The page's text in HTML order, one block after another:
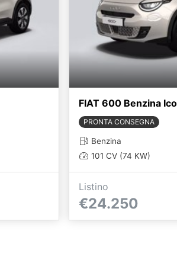
FIAT 600 Benzina
PRONTA CONSEGNA
Benzina
101 CV (74 KW)
Listino
€24.250